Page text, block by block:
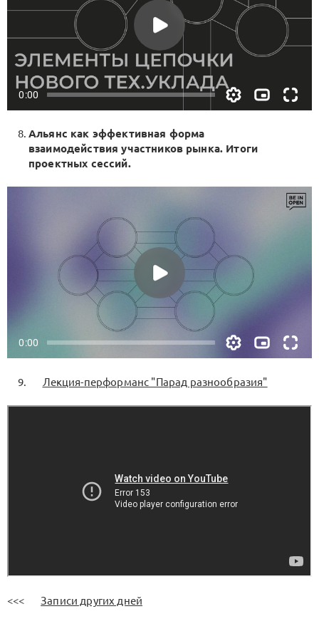
Альянс как эффективная форма
взаимодействия участников рынка. Итоги
проектных сессий.
Лекция-перформанс "Парад разнообразия"
<<< Записи других дней